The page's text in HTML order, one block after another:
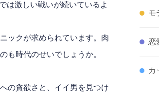
は激しい戦いが続いているよ
ックが求められています。肉
も時代のせいでしょうか。
の貪欲さと、イイ男を見つけ
モ
恋
カ